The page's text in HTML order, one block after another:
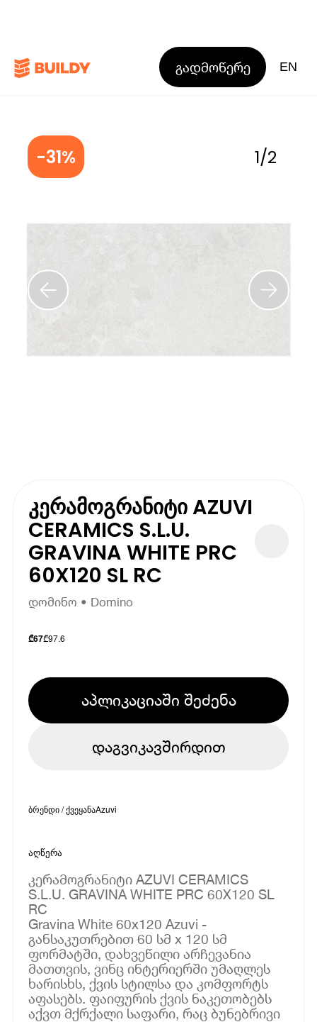
გადმოწერე EN
-31% 1/2
კერამოგრანიტი AZUVI
CERAMICS S.L.U.
GRAVINA WHITE PRC
60X120 SL RC
დომინო • Domino
₾67₾97.6
აპლიკაციაში შეძენა
დაგვიკავშირდით
ბრენდი / ქვეყანაAzuvi
აღწერა
კერამოგრანიტი AZUVI CERAMICS
S.L.U. GRAVINA WHITE PRC 60X120 SL
RC
Gravina White 60x120 Azuvi -
განსაკუთრებით 60 სმ x 120 სმ
ფორმატში, დახვეწილი არჩევანია
მათთვის, ვინც ინტერიერში უმაღლეს
ხარისხს, ქვის სტილსა და კომფორტს
აფასებს. ფაიფურის ქვის ნაკეთობებს
აქვთ მქრქალი საფარი, რაც ბუნებრივი